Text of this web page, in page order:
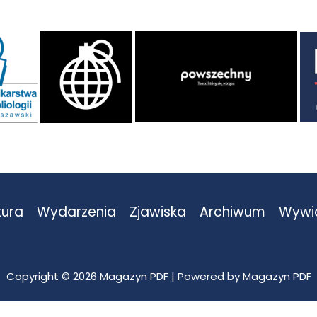
Wydarzenia Zjawiska Archiwum
Copyright © 2026 Magazyn PDF | Powered by Magazyn PDF